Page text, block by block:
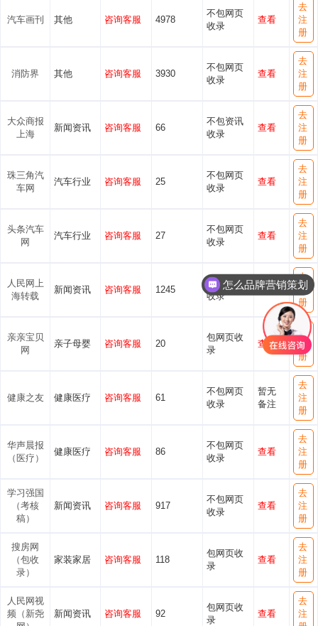
汽车画刊 其他 咨询客服 4978
不包网页
收录
查看
去
注
册
消防界 其他 咨询客服 3930
不包网页
收录
查看
去
注
册
大众商报
上海
新闻资讯 咨询客服 66
不包资讯
收录
查看
去
注
册
珠三角汽
车网
汽车行业 咨询客服 25
不包网页
收录
查看
去
注
册
头条汽车
网
汽车行业 咨询客服 27
不包网页
收录
查看
去
注
册
人民网上
海转载
新闻资讯 咨询客服 1245
不包网页
收录
查看
去
注
册
亲亲宝贝
网
亲子母婴 咨询客服 20
包网页收
录
查看
注
册
健康之友 健康医疗 咨询客服 61
不包网页
收录
暂无
备注
去
注
册
华声晨报
（医疗）
健康医疗 咨询客服 86
不包网页
收录
查看
去
注
册
学习强国
（考核
稿）
新闻资讯 咨询客服 917
不包网页
收录
查看
去
注
册
搜房网
（包收
录）
家装家居 咨询客服 118
包网页收
录
查看
去
注
册
人民网视
频（新尧
新闻资讯 咨询客服 92
包网页收
录
查看
去
注
怎么品牌营销策划